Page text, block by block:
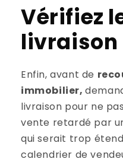
Vérifiez
livraison
Enfin, avant de
immobilier,
livraison pour ne
vente retardé par
qui serait trop
calendrier de